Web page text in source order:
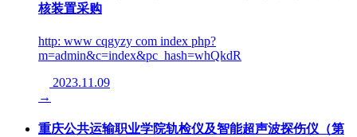
核装置采购
http: www cqgyzy com index php?
m=admin&c=index&pc_hash=whQkdR
2023.11.09
→
重庆公共运输职业学院轨检仪及智能超声波探伤仪（第